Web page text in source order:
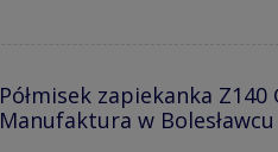
Półmisek zapiekanka Z140
Manufaktura w Bolesławcu